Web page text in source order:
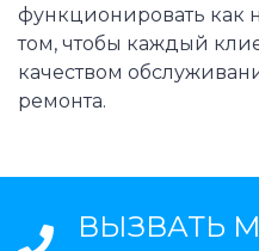
функционировать как
том, чтобы каждый
качеством
ремонта.
ВЫЗВАТЬ